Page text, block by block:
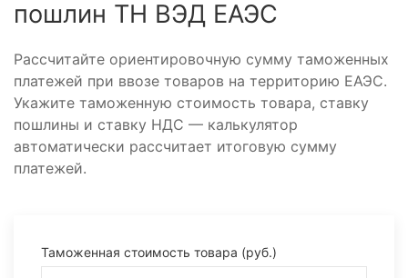
пошлин ТН ВЭД ЕАЭС
Рассчитайте ориентировочную сумму таможенных
платежей при ввозе товаров на территорию ЕАЭС.
Укажите таможенную стоимость товара, ставку
пошлины и ставку НДС — калькулятор
автоматически рассчитает итоговую сумму
платежей.
Таможенная стоимость товара (руб.)